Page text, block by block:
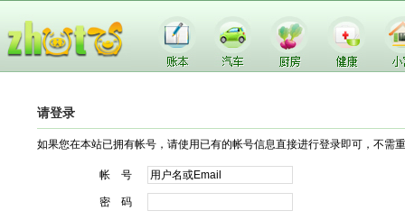
请登录
如果您在本站已拥有帐号，请使用已有的帐号信息直接进行登录即可，不需
帐 号
密 码